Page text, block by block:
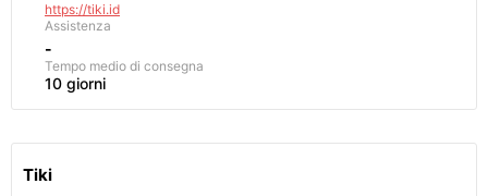
https://tiki.id
Assistenza
-
Tempo medio di consegna
10 giorni
Tiki